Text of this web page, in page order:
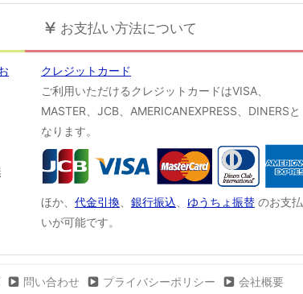
お支払い方法について
クレジットカード
ご利用いただけるクレジットカードはVISA、
MASTER、JCB、AMERICANEXPRESS、DINERSと
なります。
ほか、 代金引換 銀行振込 ゆうちょ振替 のお支払
いが可能です。
問い合わせ プライバシーポリシー 会社概要